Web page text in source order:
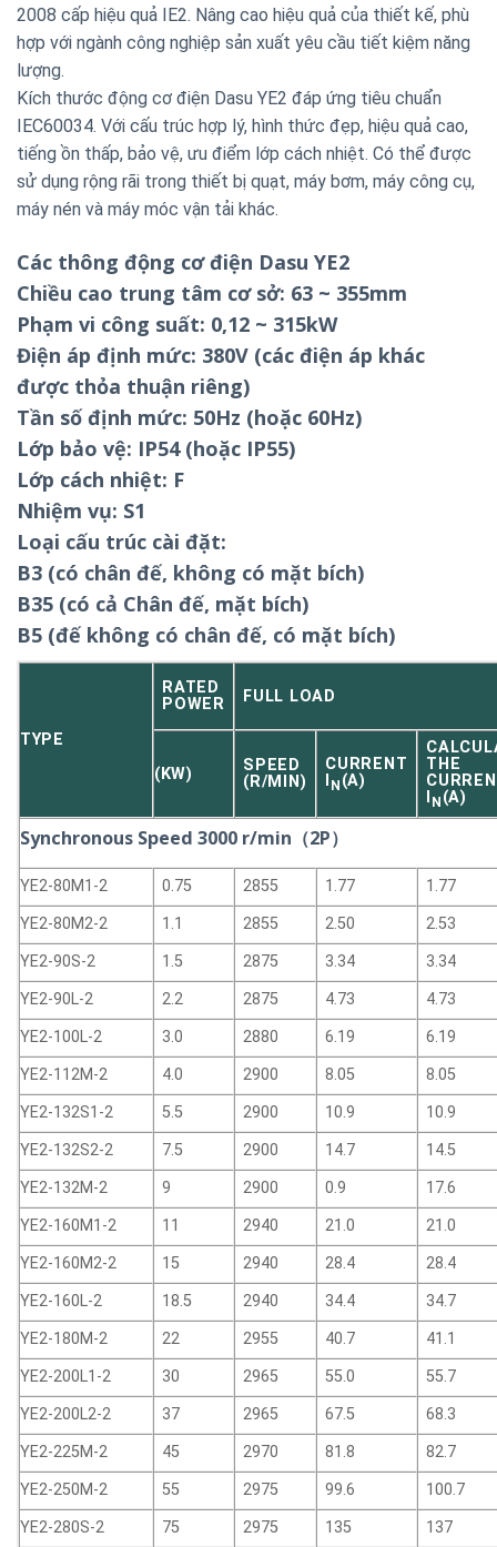
2008 cấp hiệu quả IE2. Nâng cao hiệu quả của thiết kế, phù
hợp với ngành công nghiệp sản xuất yêu cầu tiết kiệm năng
lượng.
Kích thước động cơ điện Dasu YE2 đáp ứng tiêu chuẩn
IEC60034. Với cấu trúc hợp lý, hình thức đẹp, hiệu quả cao,
tiếng ồn thấp, bảo vệ, ưu điểm lớp cách nhiệt. Có thể được
sử dụng rộng rãi trong thiết bị quạt, máy bơm, máy công cụ,
máy nén và máy móc vận tải khác.
Các thông động cơ điện Dasu YE2
Chiều cao trung tâm cơ sở: 63 ~ 355mm
Phạm vi công suất: 0,12 ~ 315kW
Điện áp định mức: 380V (các điện áp khác
được thỏa thuận riêng)
Tần số định mức: 50Hz (hoặc 60Hz)
Lớp bảo vệ: IP54 (hoặc IP55)
Lớp cách nhiệt: F
Nhiệm vụ: S1
Loại cấu trúc cài đặt:
B3 (có chân đế, không có mặt bích)
B35 (có cả Chân đế, mặt bích)
B5 (đế không có chân đế, có mặt bích)
TYPE
RATED
POWER
FULL LOAD
(KW)
SPEED
(R/MIN)
CURRENT
N (A)
THE
N (A)
Synchronous Speed 3000 r/min（2P）
YE2-80M1-2 0.75 2855 1.77
1.77
YE2-80M2-2
1.1 2855 2.50
2.53
YE2-90S-2
1.5 2875 3.34
3.34
YE2-90L-2
2.2 2875 4.73
4.73
YE2-100L-2
3.0 2880 6.19
6.19
YE2-112M-2
4.0 2900 8.05
8.05
YE2-132S1-2
5.5 2900 10.9
10.9
YE2-132S2-2
7.5 2900 14.7
14.5
YE2-132M-2
9 2900 0.9
17.6
YE2-160M1-2
11 2940 21.0
21.0
YE2-160M2-2
15 2940 28.4
28.4
YE2-160L-2
18.5 2940 34.4
34.7
YE2-180M-2
22 2955 40.7
41.1
YE2-200L1-2
30 2965 55.0
55.7
YE2-200L2-2
37 2965 67.5
68.3
YE2-225M-2
45 2970 81.8
82.7
YE2-250M-2
55 2975 99.6
100.7
YE2-280S-2
75 2975 135 137